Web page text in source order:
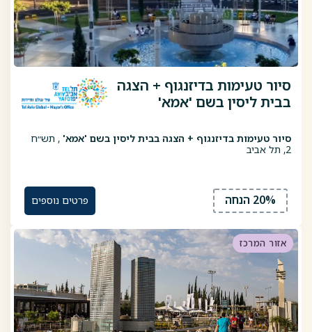
סיור טעימות בדיזנגוף + הצגה
בבית ליסין בשם 'אמא'
סיור טעימות בדיזנגוף + הצגה בבית ליסין בשם 'אמא' , תש״ח
2, תל אביב
20% הנחה פרטים נוספים
אזור המרכז